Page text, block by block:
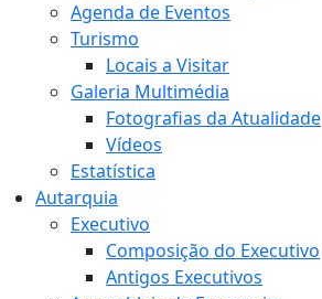
Agenda de Eventos
Turismo
Locais a Visitar
Galeria Multimédia
Fotografias da Atualidade
Vídeos
Estatística
Autarquia
Executivo
Composição do Executivo
Antigos Executivos